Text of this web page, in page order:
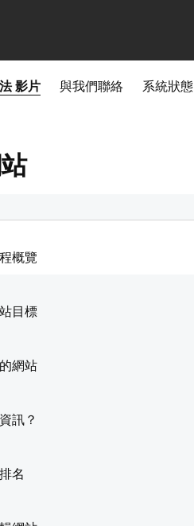
影片 與我們聯絡 系統狀態
概覽
目標
網站
訊？
名